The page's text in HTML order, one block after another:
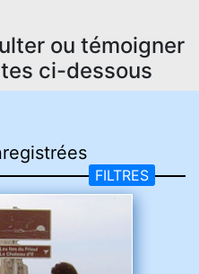
ou témoigner
ci-dessous
FILTRES